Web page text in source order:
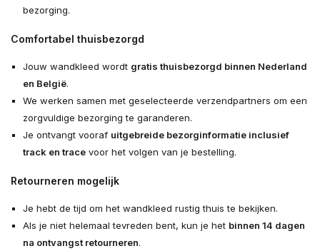
bezorging.
Comfortabel thuisbezorgd
Jouw wandkleed wordt gratis thuisbezorgd binnen Nederland
en België.
We werken samen met geselecteerde verzendpartners om een
zorgvuldige bezorging te garanderen.
Je ontvangt vooraf uitgebreide bezorginformatie inclusief
track en tracevoor het volgen van je bestelling.
Retourneren mogelijk
Je hebt de tijd om het wandkleed rustig thuis te bekijken.
Als je niet helemaal tevreden bent, kun je het binnen 14 dagen
na ontvangst retourneren.